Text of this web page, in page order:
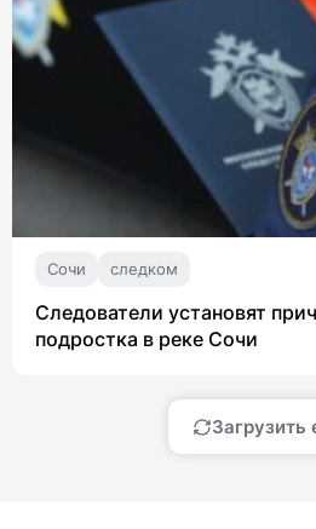
Сочи следком
Следователи установят
подростка в реке Сочи
Загрузить